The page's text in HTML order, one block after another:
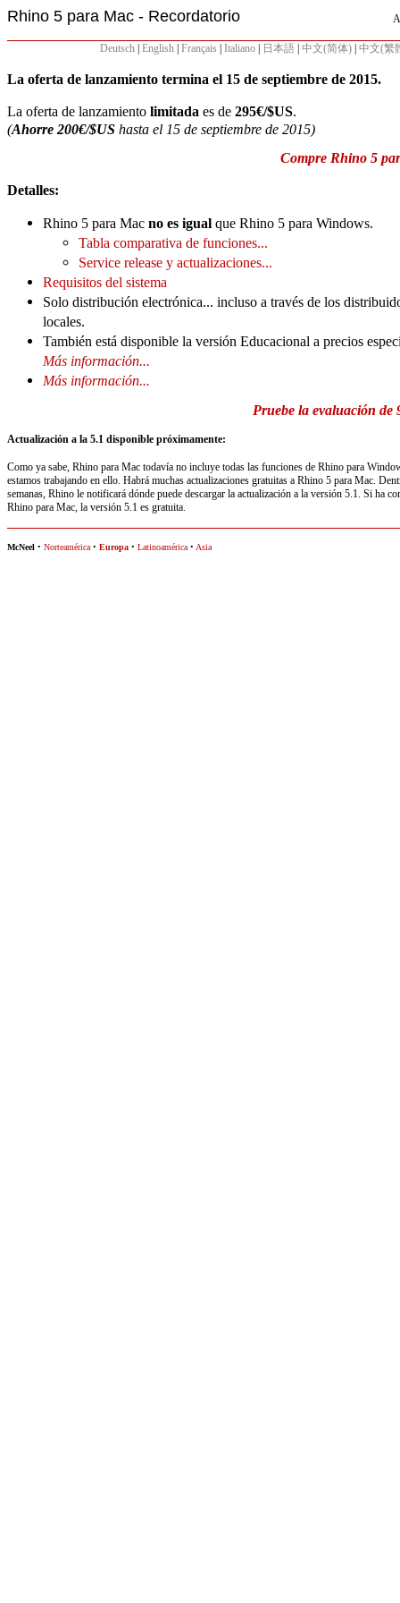
Rhino 5 para Mac - Recordatorio
Deutsch English Français Italiano 日本語 中文(简体) 中文(繁
La oferta de lanzamiento termina el 15 de septiembre de 2015.
La oferta de lanzamiento limitada es de 295€/$US.
(Ahorre 200€/$US hasta el 15 de septiembre de 2015)
Compre Rhino 5
Detalles:
Rhino 5 para Mac no es igual que Rhino 5 para Windows.
Tabla comparativa de funciones...
Service release y actualizaciones...
Requisitos del sistema
Solo distribución electrónica... incluso a través de los
locales.
También está disponible la versión Educacional a precios
Más información...
Más información...
Pruebe la evaluación de
Actualización a la 5.1 disponible próximamente:
Como ya sabe, Rhino para Mac todavía no incluye todas las funciones de Rhino para
estamos trabajando en ello. Habrá muchas actualizaciones gratuitas a Rhino 5 para Mac.
semanas, Rhino le notificará dónde puede descargar la actualización a la versión 5.1. Si ha
Rhino para Mac, la versión 5.1 es gratuita.
McNeel • Norteamérica • Europa • Latinoamérica • Asia